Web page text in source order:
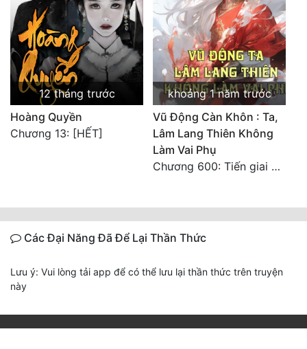
12 tháng trước
Hoàng Quyền
Chương 13: [HẾT]
khoảng 1 năm trước
Vũ Động Càn Khôn : Ta,
Lâm Lang Thiên Không
Làm Vai Phụ
Chương 600: Tiến giai Lang Ma Vương
Các Đại Năng Đã Để Lại Thần Thức
Lưu ý: Vui lòng tải app để có thể lưu lại thần thức trên truyện
này